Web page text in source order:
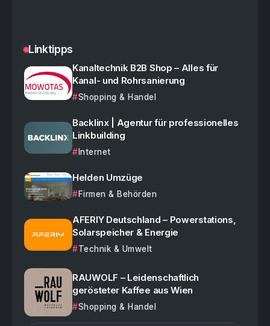
Linktipps
Kanaltechnik B2B Shop – Alles für
Kanal- und Rohrsanierung
Shopping & Handel
Backlinx | Agentur für professionelles
Linkbuilding
Internet
Helden Umzüge
Firmen & Behörden
AFERIY Deutschland – Powerstations,
Solarspeicher & Energie
Technik & Umwelt
RAUWOLF – Leidenschaftlich
gerösteter Kaffee aus Wien
Shopping & Handel